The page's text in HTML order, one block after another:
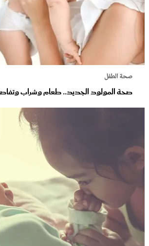
صحة الطفل
صحة المولود الجديد.. طعام وشراب